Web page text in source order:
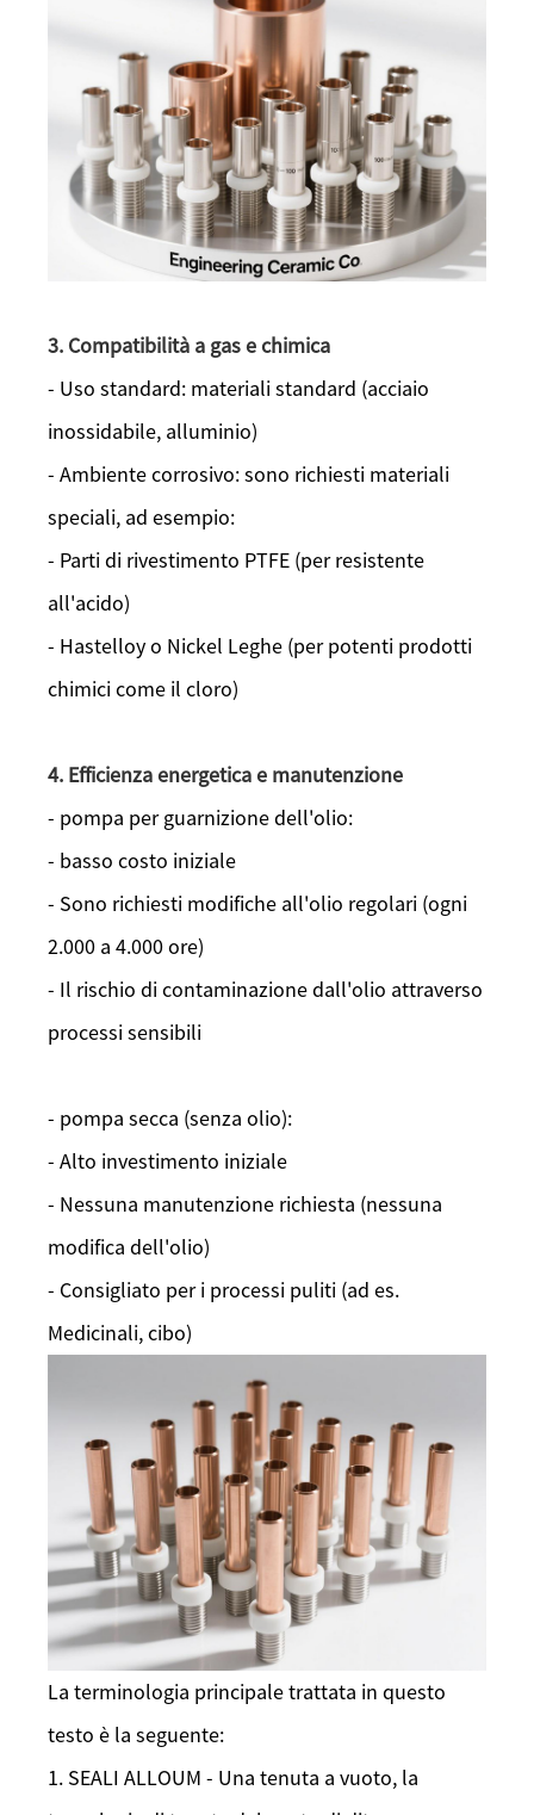
3. Compatibilità a gas e chimica
- Uso standard: materiali standard (acciaio
inossidabile, alluminio)
- Ambiente corrosivo: sono richiesti materiali
speciali, ad esempio:
- Parti di rivestimento PTFE (per resistente
all'acido)
- Hastelloy o Nickel Leghe (per potenti prodotti
chimici come il cloro)
4. Efficienza energetica e manutenzione
- pompa per guarnizione dell'olio:
- basso costo iniziale
- Sono richiesti modifiche all'olio regolari (ogni
2.000 a 4.000 ore)
- Il rischio di contaminazione dall'olio attraverso
processi sensibili
- pompa secca (senza olio):
- Alto investimento iniziale
- Nessuna manutenzione richiesta (nessuna
modifica dell'olio)
- Consigliato per i processi puliti (ad es.
Medicinali, cibo)
La terminologia principale trattata in questo
testo è la seguente:
1. SEALI ALLOUM - Una tenuta a vuoto, la